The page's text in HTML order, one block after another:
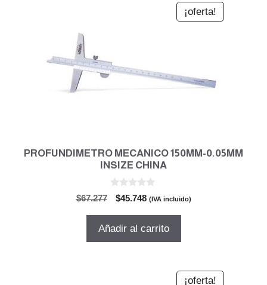
¡oferta!
PROFUNDIMETRO MECANICO 150MM-0.05MM
INSIZE CHINA
$67.277
El
original
$45.748El
actual
(IVA incluido)
Añadir al carrito
¡oferta!